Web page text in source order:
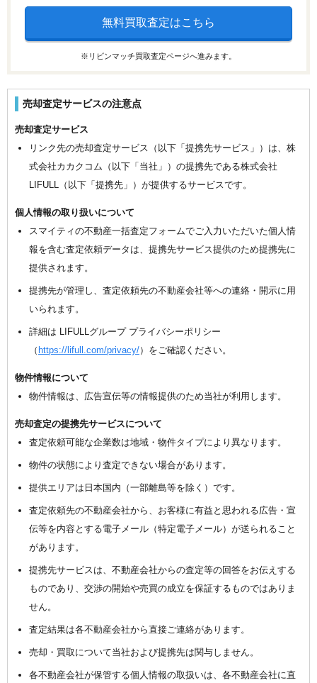
無料買取査定はこちら
※リビンマッチ買取査定ページへ進みます。
売却査定サービスの注意点
売却査定サービス
リンク先の売却査定サービス（以下「提携先サービス」）は、株
式会社カカクコム（以下「当社」）の提携先である株式会社
LIFULL（以下「提携先」）が提供するサービスです。
個人情報の取り扱いについて
スマイティの不動産一括査定フォームでご入力いただいた個人情
報を含む査定依頼データは、提携先サービス提供のため提携先に
提供されます。
提携先が管理し、査定依頼先の不動産会社等への連絡・開示に用
いられます。
詳細は LIFULLグループ プライバシーポリシー
（ https://lifull.com/privacy/）をご確認ください。
物件情報について
物件情報は、広告宣伝等の情報提供のため当社が利用します。
売却査定の提携先サービスについて
査定依頼可能な企業数は地域・物件タイプにより異なります。
物件の状態により査定できない場合があります。
提供エリアは日本国内（一部離島等を除く）です。
査定依頼先の不動産会社から、お客様に有益と思われる広告・宣
伝等を内容とする電子メール（特定電子メール）が送られること
があります。
提携先サービスは、不動産会社からの査定等の回答をお伝えする
ものであり、交渉の開始や売買の成立を保証するものではありま
せん。
査定結果は各不動産会社から直接ご連絡があります。
売却・買取について当社および提携先は関与しません。
各不動産会社が保管する個人情報の取扱いは、各不動産会社に直